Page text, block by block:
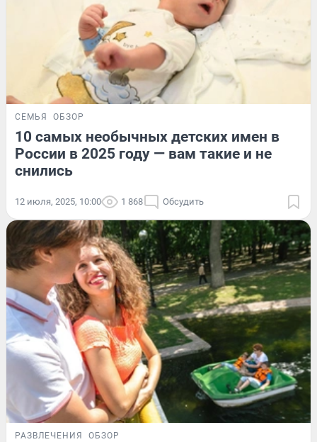
СЕМЬЯ ОБЗОР
10 самых необычных детских имен в
России в 2025 году — вам такие и не
снились
12 июля, 2025, 10:00 1 868 Обсудить
РАЗВЛЕЧЕНИЯ ОБЗОР